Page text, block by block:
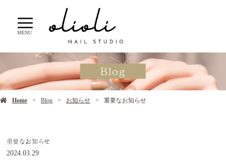
MENU
Blog
Home Blog お知らせ 重要なお知らせ
重要なお知らせ
2024.03.29